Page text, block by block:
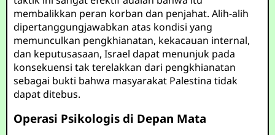
membalikkan peran korban dan penjahat. Alih-alih
dipertanggungjawabkan atas kondisi yang
memunculkan pengkhianatan, kekacauan internal,
dan keputusasaan, Israel dapat menunjuk pada
konsekuensi tak terelakkan dari pengkhianatan
sebagai bukti bahwa masyarakat Palestina tidak
dapat ditebus.
Operasi Psikologis di Depan Mata